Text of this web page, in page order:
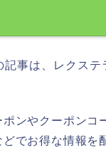
記事は、レクス
ンやクーポン
でお得な情報を